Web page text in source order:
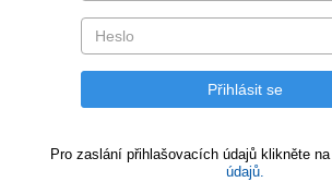
Pro zaslání přihlašovacích údajů klikněte na
údajů.